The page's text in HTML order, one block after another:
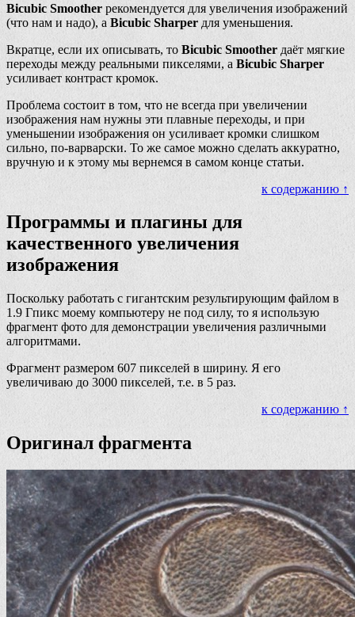
Bicubic Smoother рекомендуется для увеличения изображений
(что нам и надо), а Bicubic Sharper для уменьшения.
Вкратце, если их описывать, то Bicubic Smoother даёт мягкие
переходы между реальными пикселями, а Bicubic Sharper
усиливает контраст кромок.
Проблема состоит в том, что не всегда при увеличении
изображения нам нужны эти плавные переходы, и при
уменьшении изображения он усиливает кромки слишком
сильно, по-варварски. То же самое можно сделать аккуратно,
вручную и к этому мы вернемся в самом конце статьи.
к содержанию ↑
Программы и плагины для
качественного увеличения
изображения
Поскольку работать с гигантским результирующим файлом в
1.9 Гпикс моему компьютеру не под силу, то я использую
фрагмент фото для демонстрации увеличения различными
алгоритмами.
Фрагмент размером 607 пикселей в ширину. Я его
увеличиваю до 3000 пикселей, т.е. в 5 раз.
к содержанию ↑
Оригинал фрагмента